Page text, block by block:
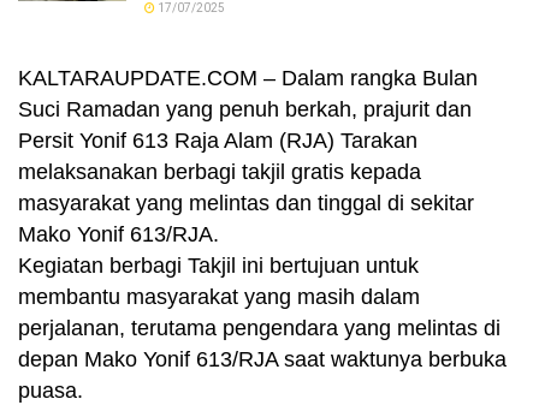
17/07/2025
KALTARAUPDATE.COM – Dalam rangka Bulan
Suci Ramadan yang penuh berkah, prajurit dan
Persit Yonif 613 Raja Alam (RJA) Tarakan
melaksanakan berbagi takjil gratis kepada
masyarakat yang melintas dan tinggal di sekitar
Mako Yonif 613/RJA.
Kegiatan berbagi Takjil ini bertujuan untuk
membantu masyarakat yang masih dalam
perjalanan, terutama pengendara yang melintas di
depan Mako Yonif 613/RJA saat waktunya berbuka
puasa.